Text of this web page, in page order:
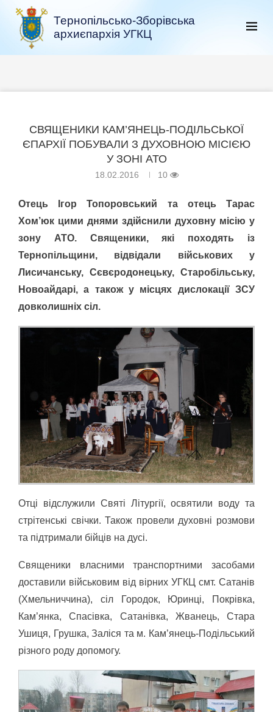
Тернопільсько-Зборівська
архиєпархія УГКЦ
СВЯЩЕНИКИ КАМ’ЯНЕЦЬ-ПОДІЛЬСЬКОЇ
ЄПАРХІЇ ПОБУВАЛИ З ДУХОВНОЮ МІСІЄЮ
У ЗОНІ АТО
18.02.2016 10
Отець Ігор Топоровський та отець Тарас
Хом’юк цими днями здійснили духовну місію у
зону АТО. Священики, які походять із
Тернопільщини, відвідали військових у
Лисичанську, Сєвєродонецьку, Старобільську,
Новоайдарі, а також у місцях дислокації ЗСУ
довколишніх сіл.
Отці відслужили Святі Літургії, освятили воду та
стрітенські свічки. Також провели духовні розмови
та підтримали бійців на дусі.
Священики власними транспортними засобами
доставили військовим від вірних УГКЦ смт. Сатанів
(Хмельниччина), сіл Городок, Юринці, Покрівка,
Кам’янка, Спасівка, Сатанівка, Жванець, Стара
Ушиця, Грушка, Заліся та м. Кам’янець-Подільський
різного роду допомогу.